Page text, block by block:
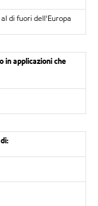
di fuori dell'Europa
in applicazioni che